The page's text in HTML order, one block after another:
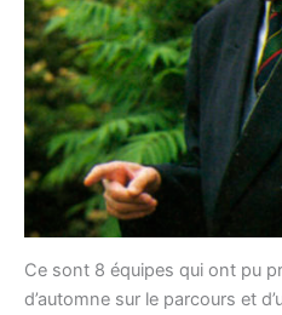
Ce sont 8 équipes qui ont pu
d’automne sur le parcours et